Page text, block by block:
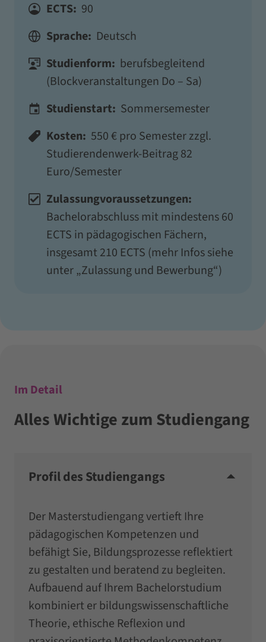
ECTS: 90
Sprache: Deutsch
Studienform: berufsbegleitend
(Blockveranstaltungen Do – Sa)
Studienstart: Sommersemester
Kosten: 550 € pro Semester zzgl.
Studierendenwerk-Beitrag 82
Euro/Semester
Zulassungvoraussetzungen:
Bachelorabschluss mit mindestens 60
ECTS in pädagogischen Fächern,
insgesamt 210 ECTS (mehr Infos siehe
unter „Zulassung und Bewerbung“)
Im Detail
Alles Wichtige zum Studiengang
Profil des Studiengangs
Der Masterstudiengang vertieft Ihre
pädagogischen Kompetenzen und
befähigt Sie, Bildungsprozesse reflektiert
zu gestalten und beratend zu begleiten.
Aufbauend auf Ihrem Bachelorstudium
kombiniert er bildungswissenschaftliche
Theorie, ethische Reflexion und